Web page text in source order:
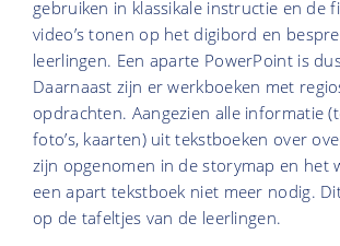
gebruiken in klassikale instructie en de
video’s tonen op het digibord en
leerlingen. Een aparte PowerPoint is
Daarnaast zijn er werkboeken met
opdrachten. Aangezien alle informatie
foto’s, kaarten) uit tekstboeken over
zijn opgenomen in de storymap en het
een apart tekstboek niet meer nodig.
op de tafeltjes van de leerlingen.